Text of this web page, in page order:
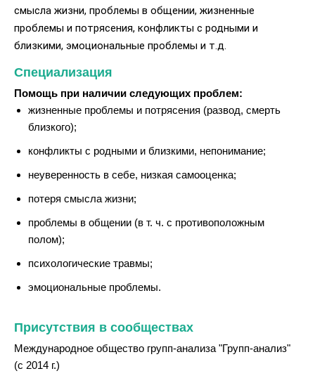
смысла жизни, проблемы в общении, жизненные
проблемы и потрясения, конфликты с родными и
близкими, эмоциональные проблемы и т.д.
Специализация
Помощь при наличии следующих проблем:
жизненные проблемы и потрясения (развод, смерть
близкого);
конфликты с родными и близкими, непонимание;
неуверенность в себе, низкая самооценка;
потеря смысла жизни;
проблемы в общении (в т. ч. с противоположным
полом);
психологические травмы;
эмоциональные проблемы.
Присутствия в сообществах
Международное общество групп-анализа "Групп-анализ"
(с 2014 г.)